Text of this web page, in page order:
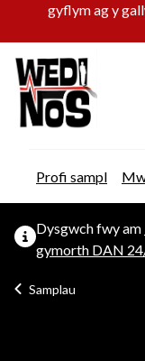
gyflym ag y
Profi sampl
Dysgwch fwy am
gymorth DAN
Samplau